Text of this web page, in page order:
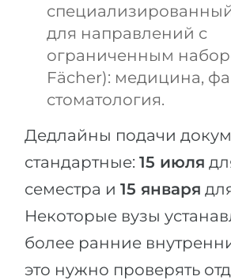
для направлений с
ограниченным
Fächer): медицина,
стоматология.
Дедлайны подачи
стандартные: 15 июля
семестра и 15 января
Некоторые вузы
более ранние
это нужно проверять